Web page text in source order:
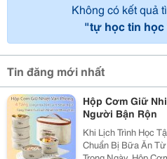
Không có kết quả
"tự học tin
Tin đăng mới nhất
Hộp Cơm Giữ
Người Bận Rộn
Khi Lịch Trình Học
Chuẩn Bị Bữa Ăn